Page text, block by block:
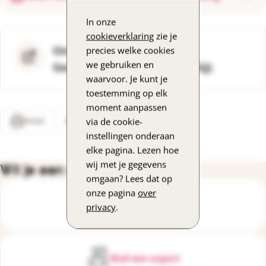
In onze
cookieverklaring zie je
precies welke cookies
we gebruiken en
waarvoor. Je kunt je
toestemming op elk
moment aanpassen
via de cookie-
instellingen onderaan
elke pagina. Lezen hoe
wij met je gegevens
omgaan? Lees dat op
onze pagina over
privacy.
Onderzoek Inspectie
Gezondheidszorg en Jeugd (IGJ)
Print Deel
Wil je een vraag stellen?
Bel de DementieLijn
Mail een expert